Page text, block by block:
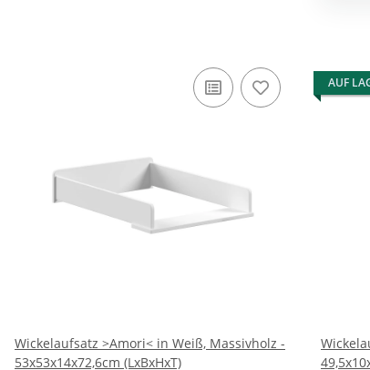
Wickelaufsatz >Amori< in Weiß, Massivholz -
53x53x14x72,6cm (LxBxHxT)
AUF